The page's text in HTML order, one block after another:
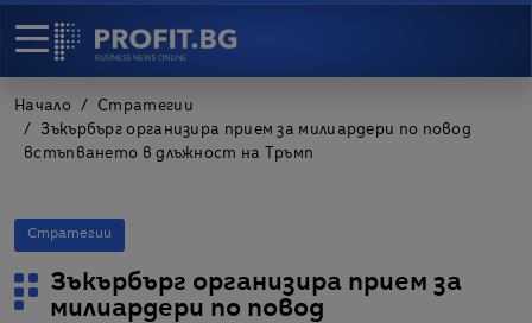
Начало
Стратегии
Зъкърбърг организира прием за милиардери по повод
встъпването в длъжност на Тръмп
Стратегии
Зъкърбърг организира прием за
милиардери по повод